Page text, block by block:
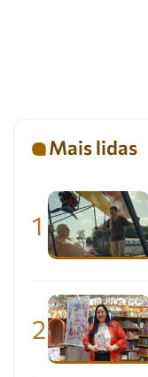
Mais lidas
1
2